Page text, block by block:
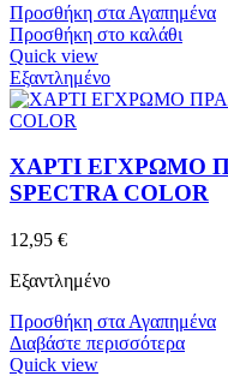
Προσθήκη στα Αγαπημένα
Προσθήκη στο καλάθι
Quick view
Εξαντλημένο
ΧΑΡΤΙ ΕΓΧΡΩΜΟ
SPECTRA COLOR
12,95 €
Εξαντλημένο
Προσθήκη στα Αγαπημένα
Διαβάστε περισσότερα
Quick view